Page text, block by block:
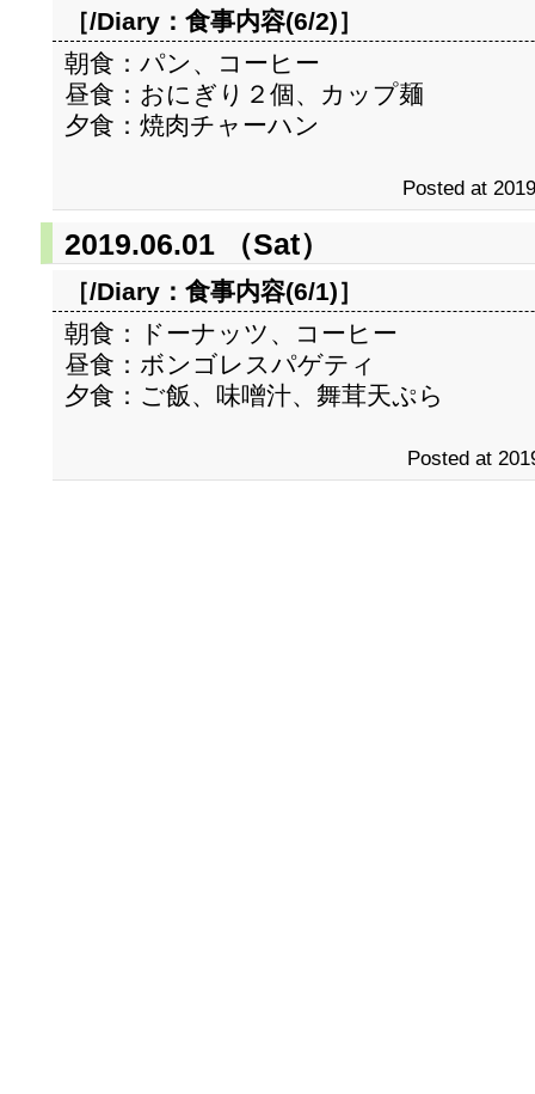
［/Diary： 食事内容(6/2)］
朝食：パン、コーヒー
昼食：おにぎり２個、カップ麺
夕食：焼肉チャーハン
Posted at
2019.06.01 （Sat）
［/Diary： 食事内容(6/1)］
朝食：ドーナッツ、コーヒー
昼食：ボンゴレスパゲティ
夕食：ご飯、味噌汁、舞茸天ぷら
Posted at